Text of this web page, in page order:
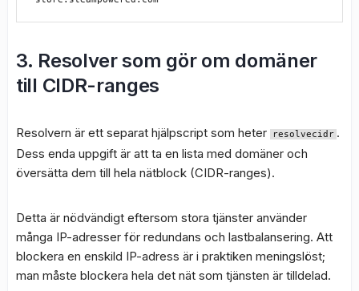
3. Resolver som gör om domäner
till CIDR-ranges
Resolvern är ett separat hjälpscript som heter resolvecidr .
Dess enda uppgift är att ta en lista med domäner och
översätta dem till hela nätblock (CIDR-ranges).
Detta är nödvändigt eftersom stora tjänster använder
många IP-adresser för redundans och lastbalansering. Att
blockera en enskild IP-adress är i praktiken meningslöst;
man måste blockera hela det nät som tjänsten är tilldelad.